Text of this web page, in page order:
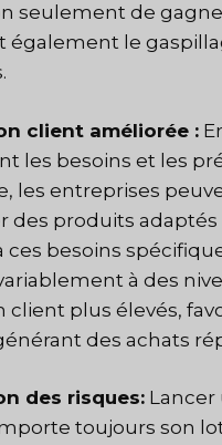
seulement de
également le
client améliorée :
les besoins et les
les entreprises
des produits
ces besoins
à des
client plus élevés,
des achats
des risques: Lancer
toujours son